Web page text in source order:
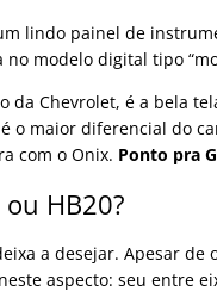
lindo painel de
modelo digital tipo
da Chevrolet, é a bela
o maior diferencial do
com o Onix. Ponto pra
HB20?
a desejar. Apesar
aspecto: seu entre